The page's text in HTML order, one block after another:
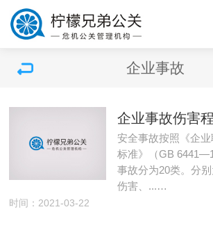
企业事故
安全事故按照《企
标准》（GB
事故分为20类。分
伤害、...…
时间：2021-03-22